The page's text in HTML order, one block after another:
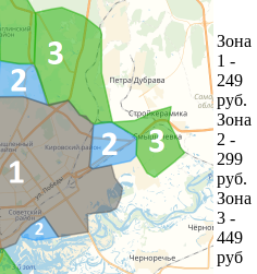
Зона
1 -
249
руб.
Зона
2 -
299
руб.
Зона
3 -
449
руб